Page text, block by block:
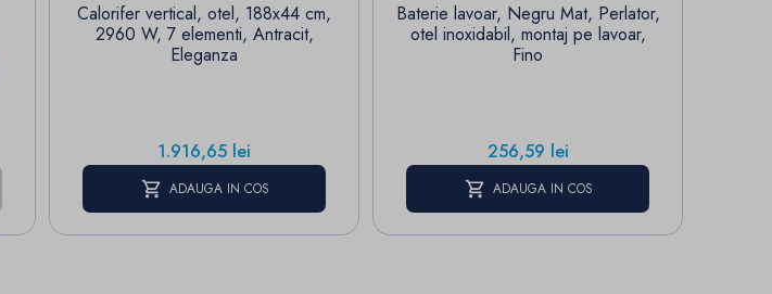
Calorifer vertical, otel, 188x44 cm,
2960 W, 7 elementi, Antracit,
Eleganza
Pret
1.916,65 lei
ADAUGA IN COS
Baterie lavoar, Negru Mat, Perlator,
otel inoxidabil, montaj pe lavoar,
Fino
Pret
256,59 lei
ADAUGA IN COS